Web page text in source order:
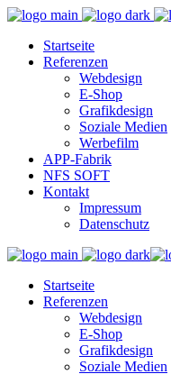
Startseite
Referenzen
Webdesign
E-Shop
Grafikdesign
Soziale Medien
Werbefilm
APP-Fabrik
NFS SOFT
Kontakt
Impressum
Datenschutz
Startseite
Referenzen
Webdesign
E-Shop
Grafikdesign
Soziale Medien